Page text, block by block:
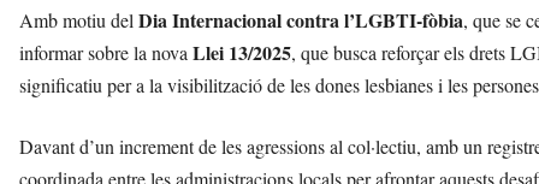
Amb motiu delDia Internacional contra l’LGBTI-fòbia, que se
informar sobre la novaLlei 13/2025, que busca reforçar els drets
significatiu per a la visibilització de les dones lesbianes i les
Davant d’un increment de les agressions al col·lectiu, amb un
coordinada entre les administracions locals per afrontar aquests